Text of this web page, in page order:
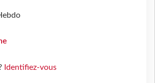
Identifiez-vous